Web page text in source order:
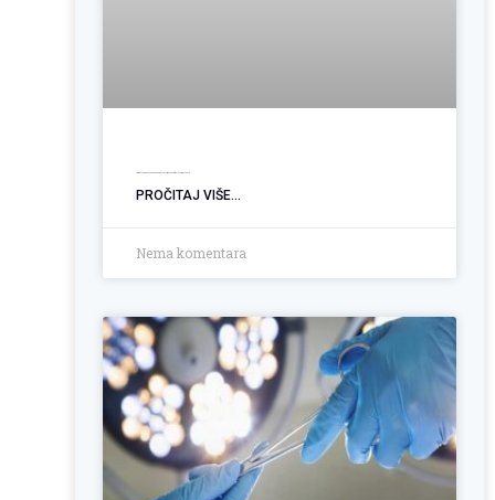
PROČITAJ VIŠE...
Nema komentara